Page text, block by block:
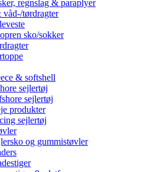
regnslag & paraplyer
tørdragter
sko/sokker
& softshell
sejlertøj
sejlertøj
produkter
sejlertøj
og gummistøvler